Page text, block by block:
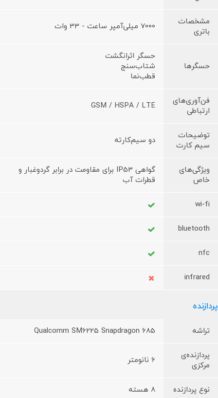
مشخصات
باتری
7000 میلی‌آمپر ساعت - 33 وات
حسگرها
حسگر اثرانگشت
شتاب‌سنج
قطب‌نما
فن‌آوری‌های
ارتباطی
GSM / HSPA / LTE
توضیحات
سیم کارت
دو سیم‌کارته
ویژگی‌های
خاص
گواهی IP53 برای مقاومت در برابر گردوغبار و
قطرات آب
wi-fi
bluetooth
nfc
infrared
پردازنده
تراشه Qualcomm SM6225 Snapdragon 685
پردازنده‌ی
مرکزی
6 نانومتر
نوع پردازنده 8 هسته